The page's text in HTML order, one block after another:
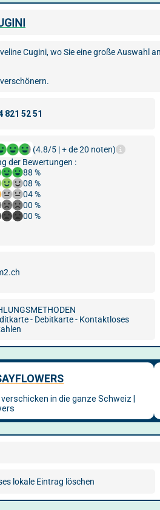
Cugini, wo Sie eine große Auswahl
(4.8/5 | + de 20 noten)
der Bewertungen :
88 %
08 %
04 %
00 %
00 %
- Debitkarte - Kontaktloses
lokale Eintrag löschen